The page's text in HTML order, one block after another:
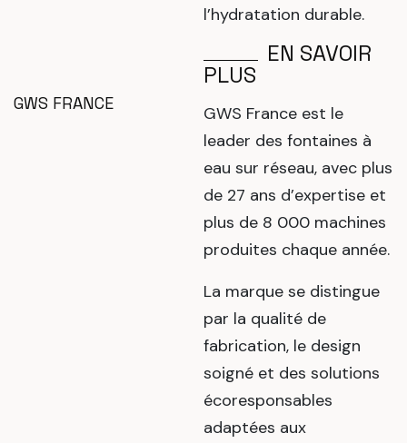
l’hydratation durable.
EN SAVOIR
PLUS
GWS FRANCE GWS France est le
leader des fontaines à
eau sur réseau, avec plus
de 27 ans d’expertise et
plus de 8 000 machines
produites chaque année.
La marque se distingue
par la qualité de
fabrication, le design
soigné et des solutions
écoresponsables
adaptées aux